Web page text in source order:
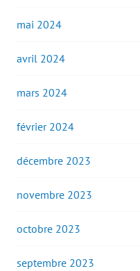
mai 2024
avril 2024
mars 2024
février 2024
décembre 2023
novembre 2023
octobre 2023
septembre 2023